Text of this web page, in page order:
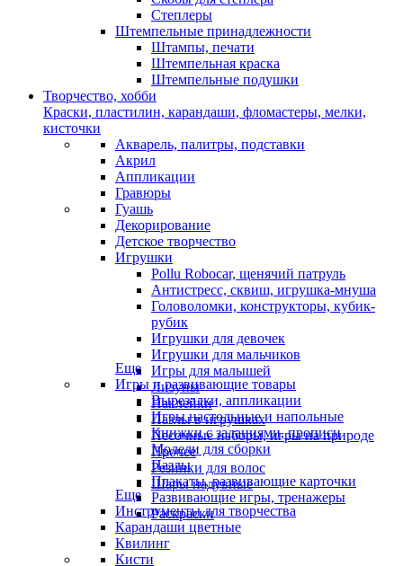
Степлеры
Штемпельные принадлежности
Штампы, печати
Штемпельная краска
Штемпельные подушки
Творчество, хобби
Краски, пластилин, карандаши, фломастеры, мелки,
кисточки
Акварель, палитры, подставки
Акрил
Аппликации
Гравюры
Гуашь
Декорирование
Детское творчество
Игрушки
Pollu Robocar, щенячий патруль
Антистресс, сквиш, игрушка-мнуша
Головоломки, конструкторы, кубик-
рубик
Игрушки для девочек
Игрушки для мальчиков
Игры для малышей
Лизуны
Наклейки
Пазлы в игрушках
Песочные наборы, игры на природе
Прочее
Резинки для волос
Шары надувные
Еще
Игры и развивающие товары
Вырезалки, аппликации
Игры настольные и напольные
Книжки с заданиями, прописи
Модели для сборки
Пазлы
Плакаты, развивающие карточки
Развивающие игры, тренажеры
Раскраски
Еще
Инструменты для творчества
Карандаши цветные
Квилинг
Кисти